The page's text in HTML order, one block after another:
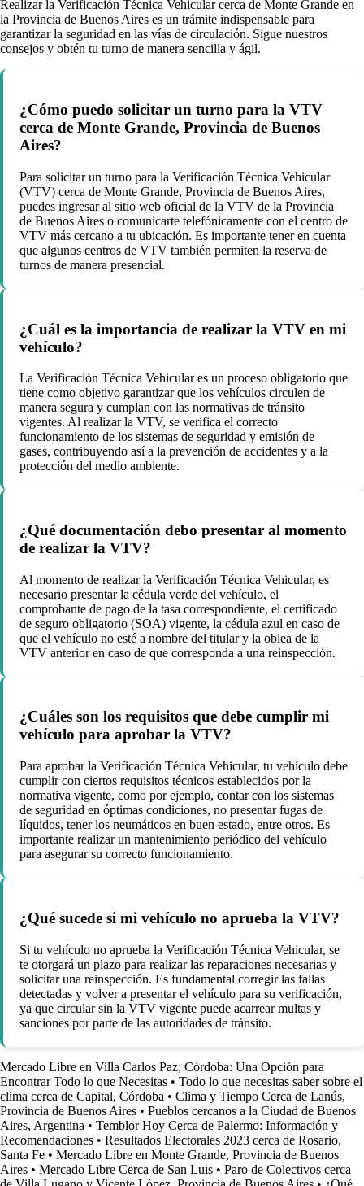
Realizar la Verificación Técnica Vehicular cerca de Monte Grande en
la Provincia de Buenos Aires es un trámite indispensable para
garantizar la seguridad en las vías de circulación. Sigue nuestros
consejos y obtén tu turno de manera sencilla y ágil.
¿Cómo puedo solicitar un turno para la VTV
cerca de Monte Grande, Provincia de Buenos
Aires?
Para solicitar un turno para la Verificación Técnica Vehicular
(VTV) cerca de Monte Grande, Provincia de Buenos Aires,
puedes ingresar al sitio web oficial de la VTV de la Provincia
de Buenos Aires o comunicarte telefónicamente con el centro de
VTV más cercano a tu ubicación. Es importante tener en cuenta
que algunos centros de VTV también permiten la reserva de
turnos de manera presencial.
¿Cuál es la importancia de realizar la VTV en mi
vehículo?
La Verificación Técnica Vehicular es un proceso obligatorio que
tiene como objetivo garantizar que los vehículos circulen de
manera segura y cumplan con las normativas de tránsito
vigentes. Al realizar la VTV, se verifica el correcto
funcionamiento de los sistemas de seguridad y emisión de
gases, contribuyendo así a la prevención de accidentes y a la
protección del medio ambiente.
¿Qué documentación debo presentar al momento
de realizar la VTV?
Al momento de realizar la Verificación Técnica Vehicular, es
necesario presentar la cédula verde del vehículo, el
comprobante de pago de la tasa correspondiente, el certificado
de seguro obligatorio (SOA) vigente, la cédula azul en caso de
que el vehículo no esté a nombre del titular y la oblea de la
VTV anterior en caso de que corresponda a una reinspección.
¿Cuáles son los requisitos que debe cumplir mi
vehículo para aprobar la VTV?
Para aprobar la Verificación Técnica Vehicular, tu vehículo debe
cumplir con ciertos requisitos técnicos establecidos por la
normativa vigente, como por ejemplo, contar con los sistemas
de seguridad en óptimas condiciones, no presentar fugas de
líquidos, tener los neumáticos en buen estado, entre otros. Es
importante realizar un mantenimiento periódico del vehículo
para asegurar su correcto funcionamiento.
¿Qué sucede si mi vehículo no aprueba la VTV?
Si tu vehículo no aprueba la Verificación Técnica Vehicular, se
te otorgará un plazo para realizar las reparaciones necesarias y
solicitar una reinspección. Es fundamental corregir las fallas
detectadas y volver a presentar el vehículo para su verificación,
ya que circular sin la VTV vigente puede acarrear multas y
sanciones por parte de las autoridades de tránsito.
Mercado Libre en Villa Carlos Paz, Córdoba: Una Opción para
Encontrar Todo lo que Necesitas • Todo lo que necesitas saber sobre el
clima cerca de Capital, Córdoba • Clima y Tiempo Cerca de Lanús,
Provincia de Buenos Aires • Pueblos cercanos a la Ciudad de Buenos
Aires, Argentina • Temblor Hoy Cerca de Palermo: Información y
Recomendaciones • Resultados Electorales 2023 cerca de Rosario,
Santa Fe • Mercado Libre en Monte Grande, Provincia de Buenos
Aires • Mercado Libre Cerca de San Luis • Paro de Colectivos cerca